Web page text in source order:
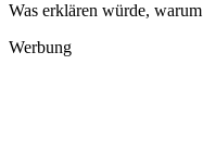
Was erklären würde,
Werbung